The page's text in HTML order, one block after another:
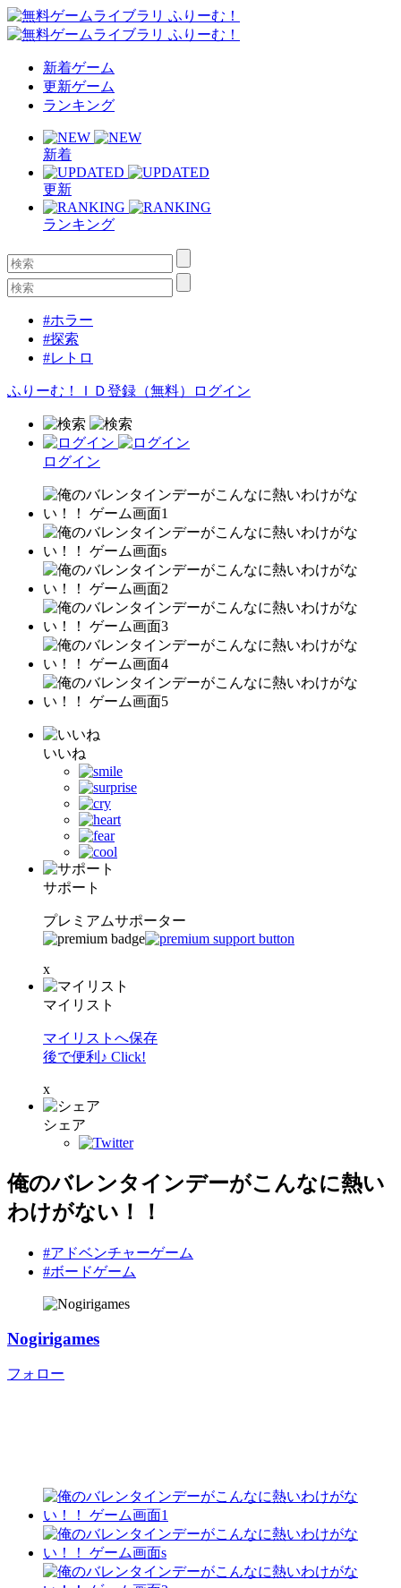
新着ゲーム
更新ゲーム
ランキング
新着
更新
ランキング
#ホラー
#探索
#レトロ
ふりーむ！ＩＤ登録（無料） ログイン
ログイン
いいね
サポート
プレミアムサポーター
x
マイリスト
マイリストへ保存
後で便利♪ Click!
x
シェア
俺のバレンタインデーがこんなに熱い
わけがない！！
#アドベンチャーゲーム
#ボードゲーム
Nogirigames
フォロー